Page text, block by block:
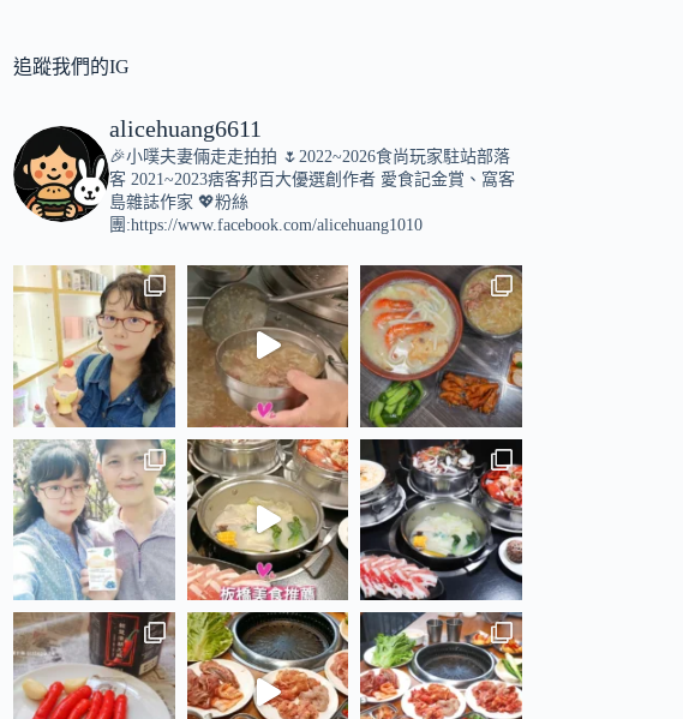
追蹤我們的IG
alicehuang6611
🎉小噗夫妻倆走走拍拍 🌷2022~2026食尚玩家駐站部落
客 2021~2023痞客邦百大優選創作者 愛食記金賞、窩客
島雜誌作家 💖粉絲
團:https://www.facebook.com/alicehuang1010